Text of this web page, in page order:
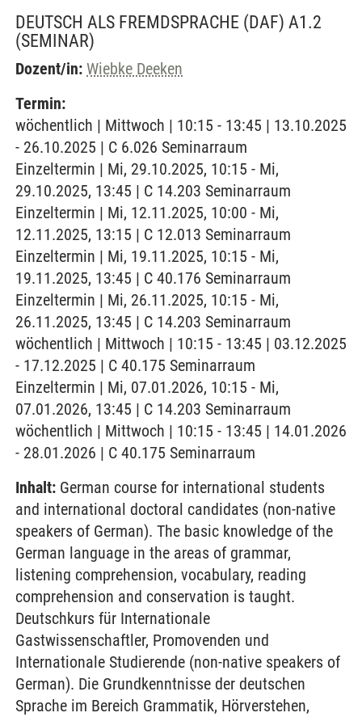
DEUTSCH ALS FREMDSPRACHE (DAF) A1.2
(SEMINAR)
Dozent/in: Wiebke Deeken
Termin:
wöchentlich | Mittwoch | 10:15 - 13:45 | 13.10.2025
- 26.10.2025 | C 6.026 Seminarraum
Einzeltermin | Mi, 29.10.2025, 10:15 - Mi,
29.10.2025, 13:45 | C 14.203 Seminarraum
Einzeltermin | Mi, 12.11.2025, 10:00 - Mi,
12.11.2025, 13:15 | C 12.013 Seminarraum
Einzeltermin | Mi, 19.11.2025, 10:15 - Mi,
19.11.2025, 13:45 | C 40.176 Seminarraum
Einzeltermin | Mi, 26.11.2025, 10:15 - Mi,
26.11.2025, 13:45 | C 14.203 Seminarraum
wöchentlich | Mittwoch | 10:15 - 13:45 | 03.12.2025
- 17.12.2025 | C 40.175 Seminarraum
Einzeltermin | Mi, 07.01.2026, 10:15 - Mi,
07.01.2026, 13:45 | C 14.203 Seminarraum
wöchentlich | Mittwoch | 10:15 - 13:45 | 14.01.2026
- 28.01.2026 | C 40.175 Seminarraum
Inhalt: German course for international students
and international doctoral candidates (non-native
speakers of German). The basic knowledge of the
German language in the areas of grammar,
listening comprehension, vocabulary, reading
comprehension and conservation is taught.
Deutschkurs für Internationale
Gastwissenschaftler, Promovenden und
Internationale Studierende (non-native speakers of
German). Die Grundkenntnisse der deutschen
Sprache im Bereich Grammatik, Hörverstehen,